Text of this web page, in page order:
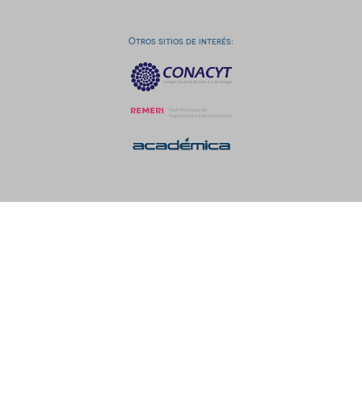
Otros sitios de interés: